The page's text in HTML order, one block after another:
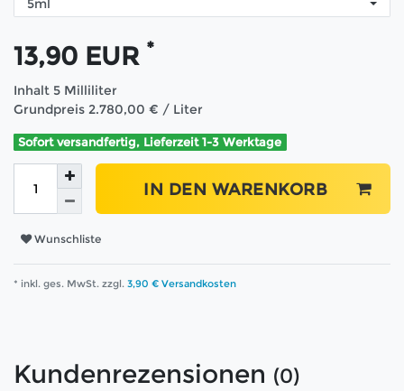
13,90 EUR *
Inhalt 5 Milliliter
Grundpreis 2.780,00 € / Liter
Sofort versandfertig, Lieferzeit 1-3 Werktage
IN DEN WARENKORB
Wunschliste
* inkl. ges. MwSt. zzgl. 3,90 € Versandkosten
Kundenrezensionen (0)